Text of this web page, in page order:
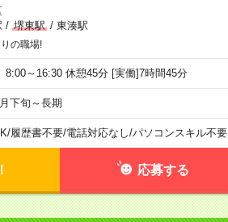
/ 堺東駅/ 東湊駅
の職場!
8:00～16:30 休憩45分 [実働]7時間45分
下旬～長期
/履歴書不要/電話対応なし/パソコンスキル不要
応募する